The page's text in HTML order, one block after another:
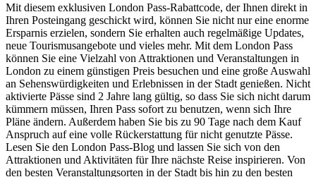
Mit diesem exklusiven London Pass-Rabattcode, der Ihnen direkt in
Ihren Posteingang geschickt wird, können Sie nicht nur eine enorme
Ersparnis erzielen, sondern Sie erhalten auch regelmäßige Updates,
neue Tourismusangebote und vieles mehr. Mit dem London Pass
können Sie eine Vielzahl von Attraktionen und Veranstaltungen in
London zu einem günstigen Preis besuchen und eine große Auswahl
an Sehenswürdigkeiten und Erlebnissen in der Stadt genießen. Nicht
aktivierte Pässe sind 2 Jahre lang gültig, so dass Sie sich nicht darum
kümmern müssen, Ihren Pass sofort zu benutzen, wenn sich Ihre
Pläne ändern. Außerdem haben Sie bis zu 90 Tage nach dem Kauf
Anspruch auf eine volle Rückerstattung für nicht genutzte Pässe.
Lesen Sie den London Pass-Blog und lassen Sie sich von den
Attraktionen und Aktivitäten für Ihre nächste Reise inspirieren. Von
den besten Veranstaltungsorten in der Stadt bis hin zu den besten